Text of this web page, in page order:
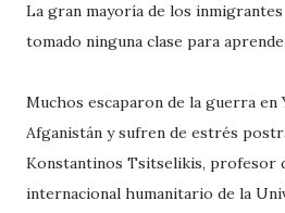
La gran mayoría de los
tomado ninguna clase para
Muchos escaparon de la guerra en
Afganistán y sufren de estrés
Konstantinos Tsitselikis, profesor
internacional humanitario de la